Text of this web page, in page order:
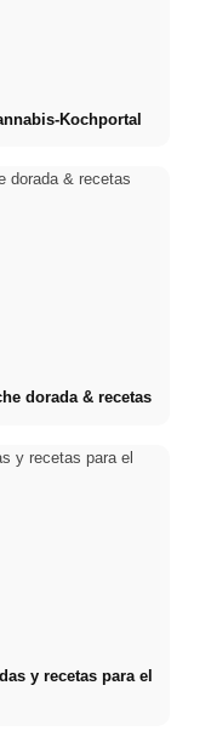
Kochportal
dorada & recetas
y recetas para el